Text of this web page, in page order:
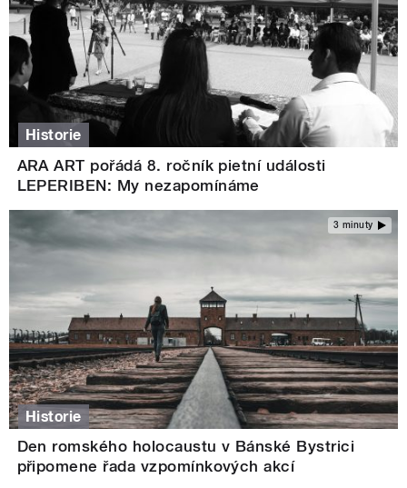
Historie
ARA ART pořádá 8. ročník pietní události
LEPERIBEN: My nezapomínáme
3 minuty
Historie
Den romského holocaustu v Bánské Bystrici
připomene řada vzpomínkových akcí